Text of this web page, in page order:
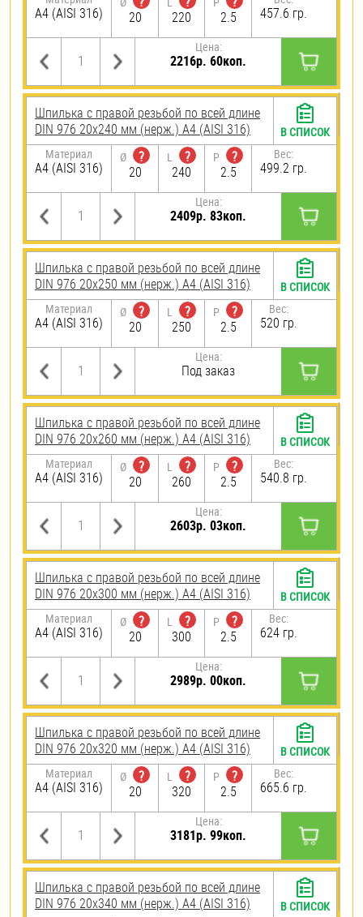
A4 (AISI 316)
20
220
2.5
457.6 гр.
Цена:
2216р. 60коп.
Шпилька с правой резьбой по всей длине
DIN 976 20х240 мм (нерж.) A4 (AISI 316)
Материал
A4 (AISI 316)
Ø
?
20
L
?
240
P
?
2.5
Вес:
499.2 гр.
Цена:
2409р. 83коп.
В СПИСОК
Шпилька с правой резьбой по всей длине
DIN 976 20х250 мм (нерж.) A4 (AISI 316)
Материал
A4 (AISI 316)
Ø
?
20
L
?
250
P
?
2.5
Вес:
520 гр.
Цена:
Под заказ
В СПИСОК
Шпилька с правой резьбой по всей длине
DIN 976 20х260 мм (нерж.) A4 (AISI 316)
Материал
A4 (AISI 316)
Ø
?
20
L
?
260
P
?
2.5
Вес:
540.8 гр.
Цена:
2603р. 03коп.
В СПИСОК
Шпилька с правой резьбой по всей длине
DIN 976 20х300 мм (нерж.) A4 (AISI 316)
Материал
A4 (AISI 316)
Ø
?
20
L
?
300
P
?
2.5
Вес:
624 гр.
Цена:
2989р. 00коп.
В СПИСОК
Шпилька с правой резьбой по всей длине
DIN 976 20х320 мм (нерж.) A4 (AISI 316)
Материал
A4 (AISI 316)
Ø
?
20
L
?
320
P
?
2.5
Вес:
665.6 гр.
Цена:
3181р. 99коп.
В СПИСОК
Шпилька с правой резьбой по всей длине
DIN 976 20х340 мм (нерж.) A4 (AISI 316)
В СПИСОК